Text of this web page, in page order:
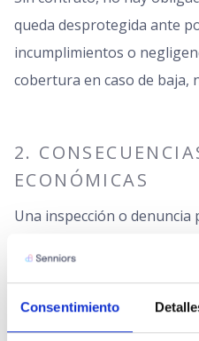
Consentimiento
queda desprotegida ante
incumplimientos o
cobertura en caso de baja,
2.
ECONÓMICAS
Una inspección o denuncia
por empleo irregular.
laboral en el domicilio, la
responsable subsidiaria,